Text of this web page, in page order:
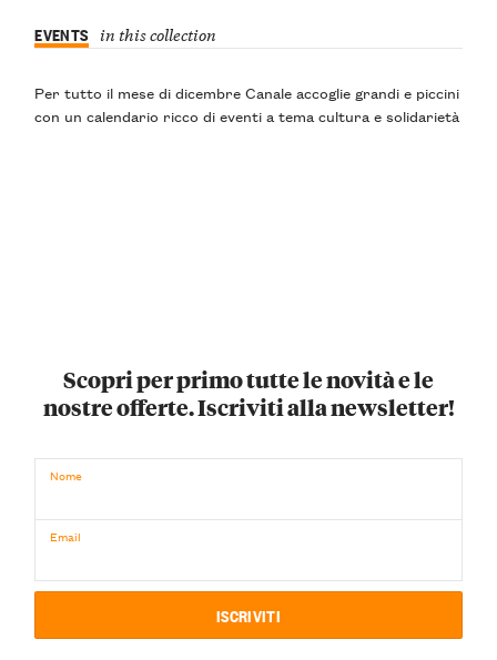
EVENTS in this collection
Per tutto il mese di dicembre Canale accoglie grandi e piccini
con un calendario ricco di eventi a tema cultura e solidarietà
Scopri per primo tutte le novità e le
nostre offerte. Iscriviti alla newsletter!
Nome
Email